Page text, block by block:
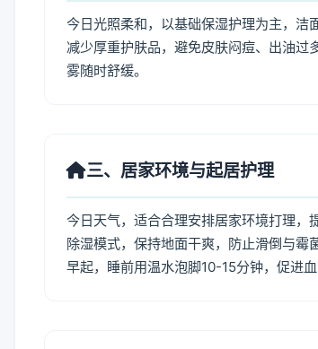
今日光照柔和，以基础保湿护理为主，洁
减少厚重护肤品，避免皮肤闷痘、出油
雾随时舒缓。
三、居家环境与起居护理
今日天气，适合合理安排居家环境打理，
除湿模式，保持地面干爽，防止滑倒与
早起，睡前用温水泡脚10-15分钟，促进血